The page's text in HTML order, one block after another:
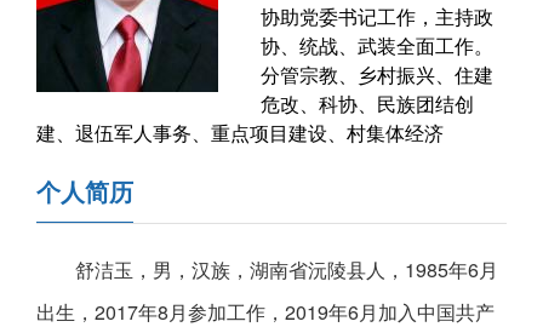
协助党委书记工作，主持政
协、统战、武装全面工作。
分管宗教、乡村振兴、住建
危改、科协、民族团结创
建、退伍军人事务、重点项目建设、村集体经济
个人简历
舒洁玉，男，汉族，湖南省沅陵县人，1985年6月
出生，2017年8月参加工作，2019年6月加入中国共产